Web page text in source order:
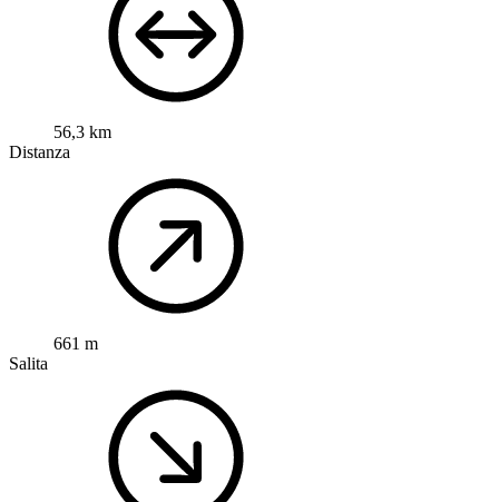
56,3 km
Distanza
661 m
Salita